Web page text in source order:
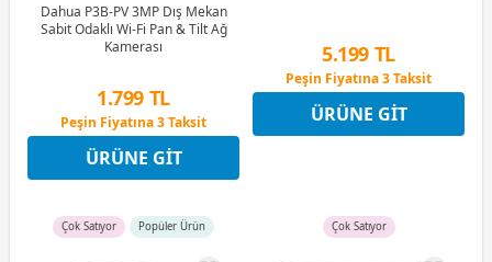
Dahua P3B-PV 3MP Dış Mekan
Sabit Odaklı Wi-Fi Pan & Tilt Ağ
Kamerası
1.799 TL
Peşin Fiyatına 3 Taksit
4 Ay x 500 TL taksitle
Peşin Fiyatına 3 Taksit
ÜRÜNE GIT
5.199 TL
Peşin Fiyatına 3 Taksit
9 Ay x 722 TL taksitle
Peşin Fiyatına 3 Taksit
ÜRÜNE GIT
Çok Satıyor Popüler Ürün Çok Satıyor